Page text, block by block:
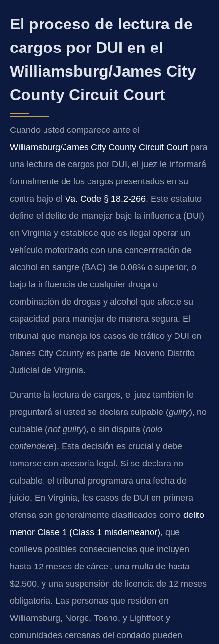
El proceso de lectura de
cargos por DUI en el
Williamsburg/James City
County Circuit Court
Cuando usted comparece ante el
Williamsburg/James City County Circuit Court para
una lectura de cargos por DUI, el juez le informará
formalmente de los cargos presentados en su
contra bajo el Va. Code § 18.2-266. Este estatuto
define el delito de manejar bajo la influencia (DUI)
en Virginia y establece que es ilegal operar un
vehículo motorizado con una concentración de
alcohol en sangre (BAC) de 0.08% o superior, o
bajo la influencia de cualquier droga o
combinación de drogas y alcohol que afecte su
capacidad para manejar de manera segura. El
tribunal que maneja los casos de tráfico y DUI en
James City County es parte del Noveno Distrito
Judicial de Virginia.
Durante la lectura de cargos, el juez también le
preguntará si usted se declara culpable (guilty), no
culpable (not guilty), o sin disputa (nolo
contendere). Esta decisión es crucial y debe
tomarse con asesoría legal. Si se declara no
culpable, el tribunal programará una fecha de
juicio. En Virginia, los casos de DUI en primera
ofensa son generalmente clasificados como delito
menor Clase 1 (Class 1 misdemeanor), que
conlleva posibles consecuencias que incluyen
hasta 12 meses de cárcel, una multa de hasta
$2,500, y una suspensión de licencia de 12 meses
obligatoria. Las personas que residen en
Williamsburg, Norge, Toano, y Lightfoot y
comunidades cercanas del condado pueden